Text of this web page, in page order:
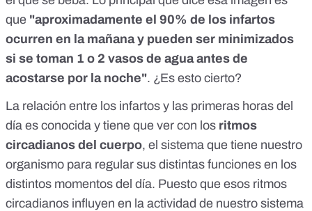
que "aproximadamente el 90% de los infartos
ocurren en la mañana y pueden ser minimizados
si se toman 1 o 2 vasos de agua antes de
acostarse por la noche". ¿Es esto cierto?
La relación entre los infartos y las primeras horas del
día es conocida y tiene que ver con los ritmos
circadianos del cuerpo, el sistema que tiene nuestro
organismo para regular sus distintas funciones en los
distintos momentos del día. Puesto que esos ritmos
circadianos influyen en la actividad de nuestro sistema